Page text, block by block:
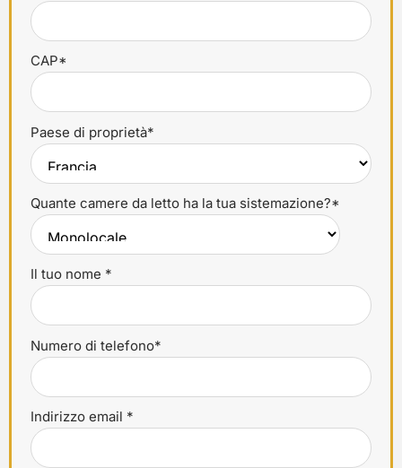
CAP*
Paese di proprietà*
Quante camere da letto ha la tua sistemazione?*
Il tuo nome *
Numero di telefono*
Indirizzo email *